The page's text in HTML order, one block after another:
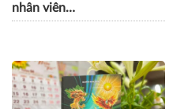
nhân viên…